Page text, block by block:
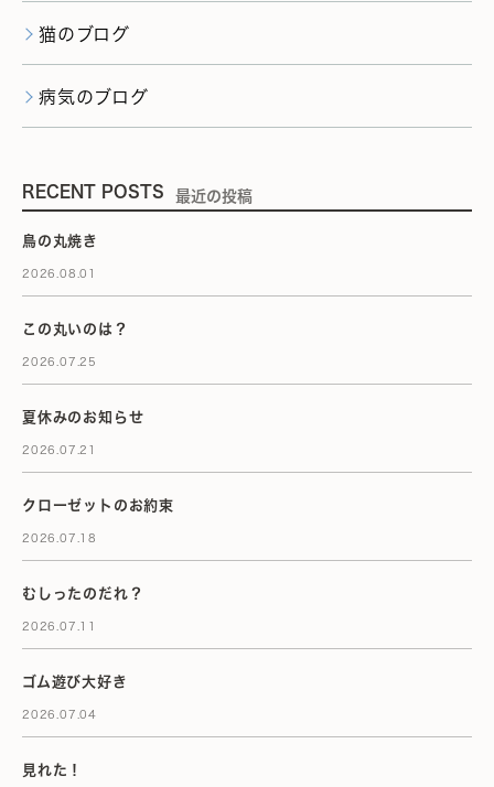
猫のブログ
病気のブログ
RECENT POSTS 最近の投稿
鳥の丸焼き
2026.08.01
この丸いのは？
2026.07.25
夏休みのお知らせ
2026.07.21
クローゼットのお約束
2026.07.18
むしったのだれ？
2026.07.11
ゴム遊び大好き
2026.07.04
見れた！